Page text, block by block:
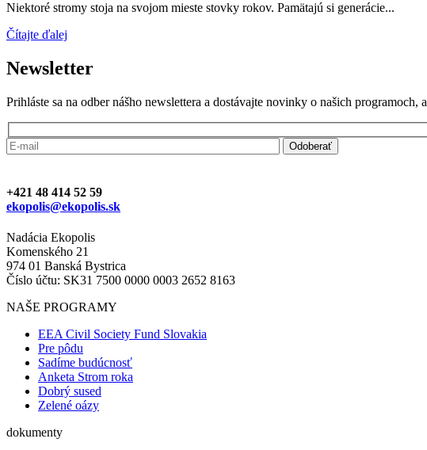
Niektoré stromy stoja na svojom mieste stovky rokov. Pamätajú si generácie...
Čítajte ďalej
Newsletter
Prihláste sa na odber nášho newslettera a dostávajte novinky o našich
+421 48 414 52 59
ekopolis@ekopolis.sk
Nadácia Ekopolis
Komenského 21
974 01 Banská Bystrica
Číslo účtu: SK31 7500 0000 0003 2652 8163
NAŠE PROGRAMY
EEA Civil Society Fund Slovakia
Pre pôdu
Sadíme budúcnosť
Anketa Strom roka
Dobrý sused
Zelené oázy
dokumenty